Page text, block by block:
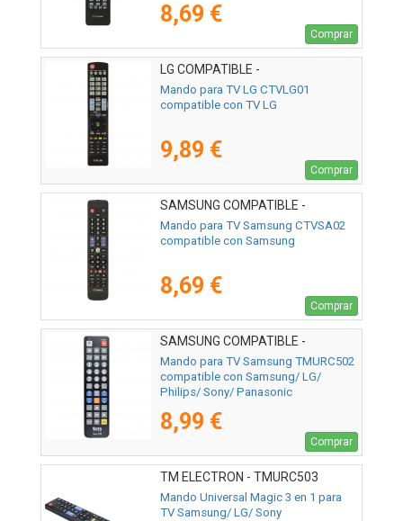
8,69 €
Comprar
LG COMPATIBLE -
02ACCOEMCTVLG01
Mando para TV LG CTVLG01
compatible con TV LG
9,89 €
Comprar
SAMSUNG COMPATIBLE -
02ACCOEMCTVSA02
Mando para TV Samsung CTVSA02
compatible con Samsung
8,69 €
Comprar
SAMSUNG COMPATIBLE -
02ACCTMURC502
Mando para TV Samsung TMURC502
compatible con Samsung/ LG/
Philips/ Sony/ Panasonic
8,99 €
Comprar
TM ELECTRON - TMURC503
Mando Universal Magic 3 en 1 para
TV Samsung/ LG/ Sony